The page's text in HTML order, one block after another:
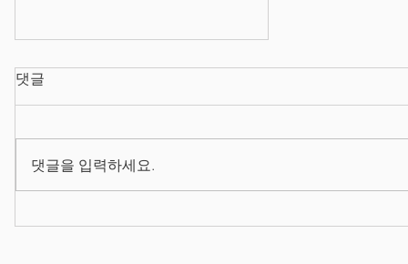
댓글
댓글을 입력하세요.